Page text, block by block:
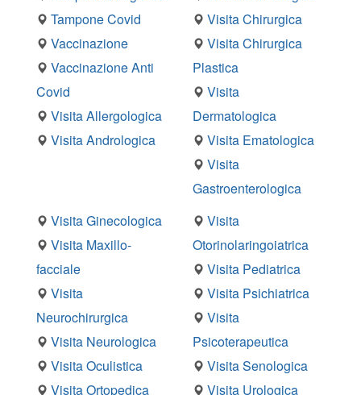
Tampone Covid
Vaccinazione
Vaccinazione Anti
Covid
Visita Allergologica
Visita Andrologica
Visita Chirurgica
Visita Chirurgica
Plastica
Visita
Dermatologica
Visita Ematologica
Visita
Gastroenterologica
Visita Ginecologica
Visita Maxillo-
facciale
Visita
Neurochirurgica
Visita Neurologica
Visita Oculistica
Visita Ortopedica
Visita
Otorinolaringoiatrica
Visita Pediatrica
Visita Psichiatrica
Visita
Psicoterapeutica
Visita Senologica
Visita Urologica